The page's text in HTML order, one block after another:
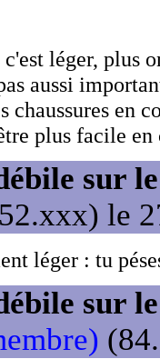
léger, plus
aussi
chaussures en
plus facile en
sur
le
léger : tu
sur